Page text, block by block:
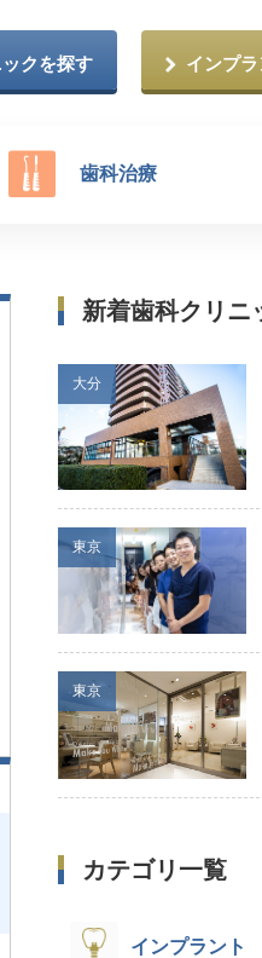
クを探す インプ
歯科治療
新着歯科クリニ
大分
東京
東京
カテゴリ一覧
インプラント